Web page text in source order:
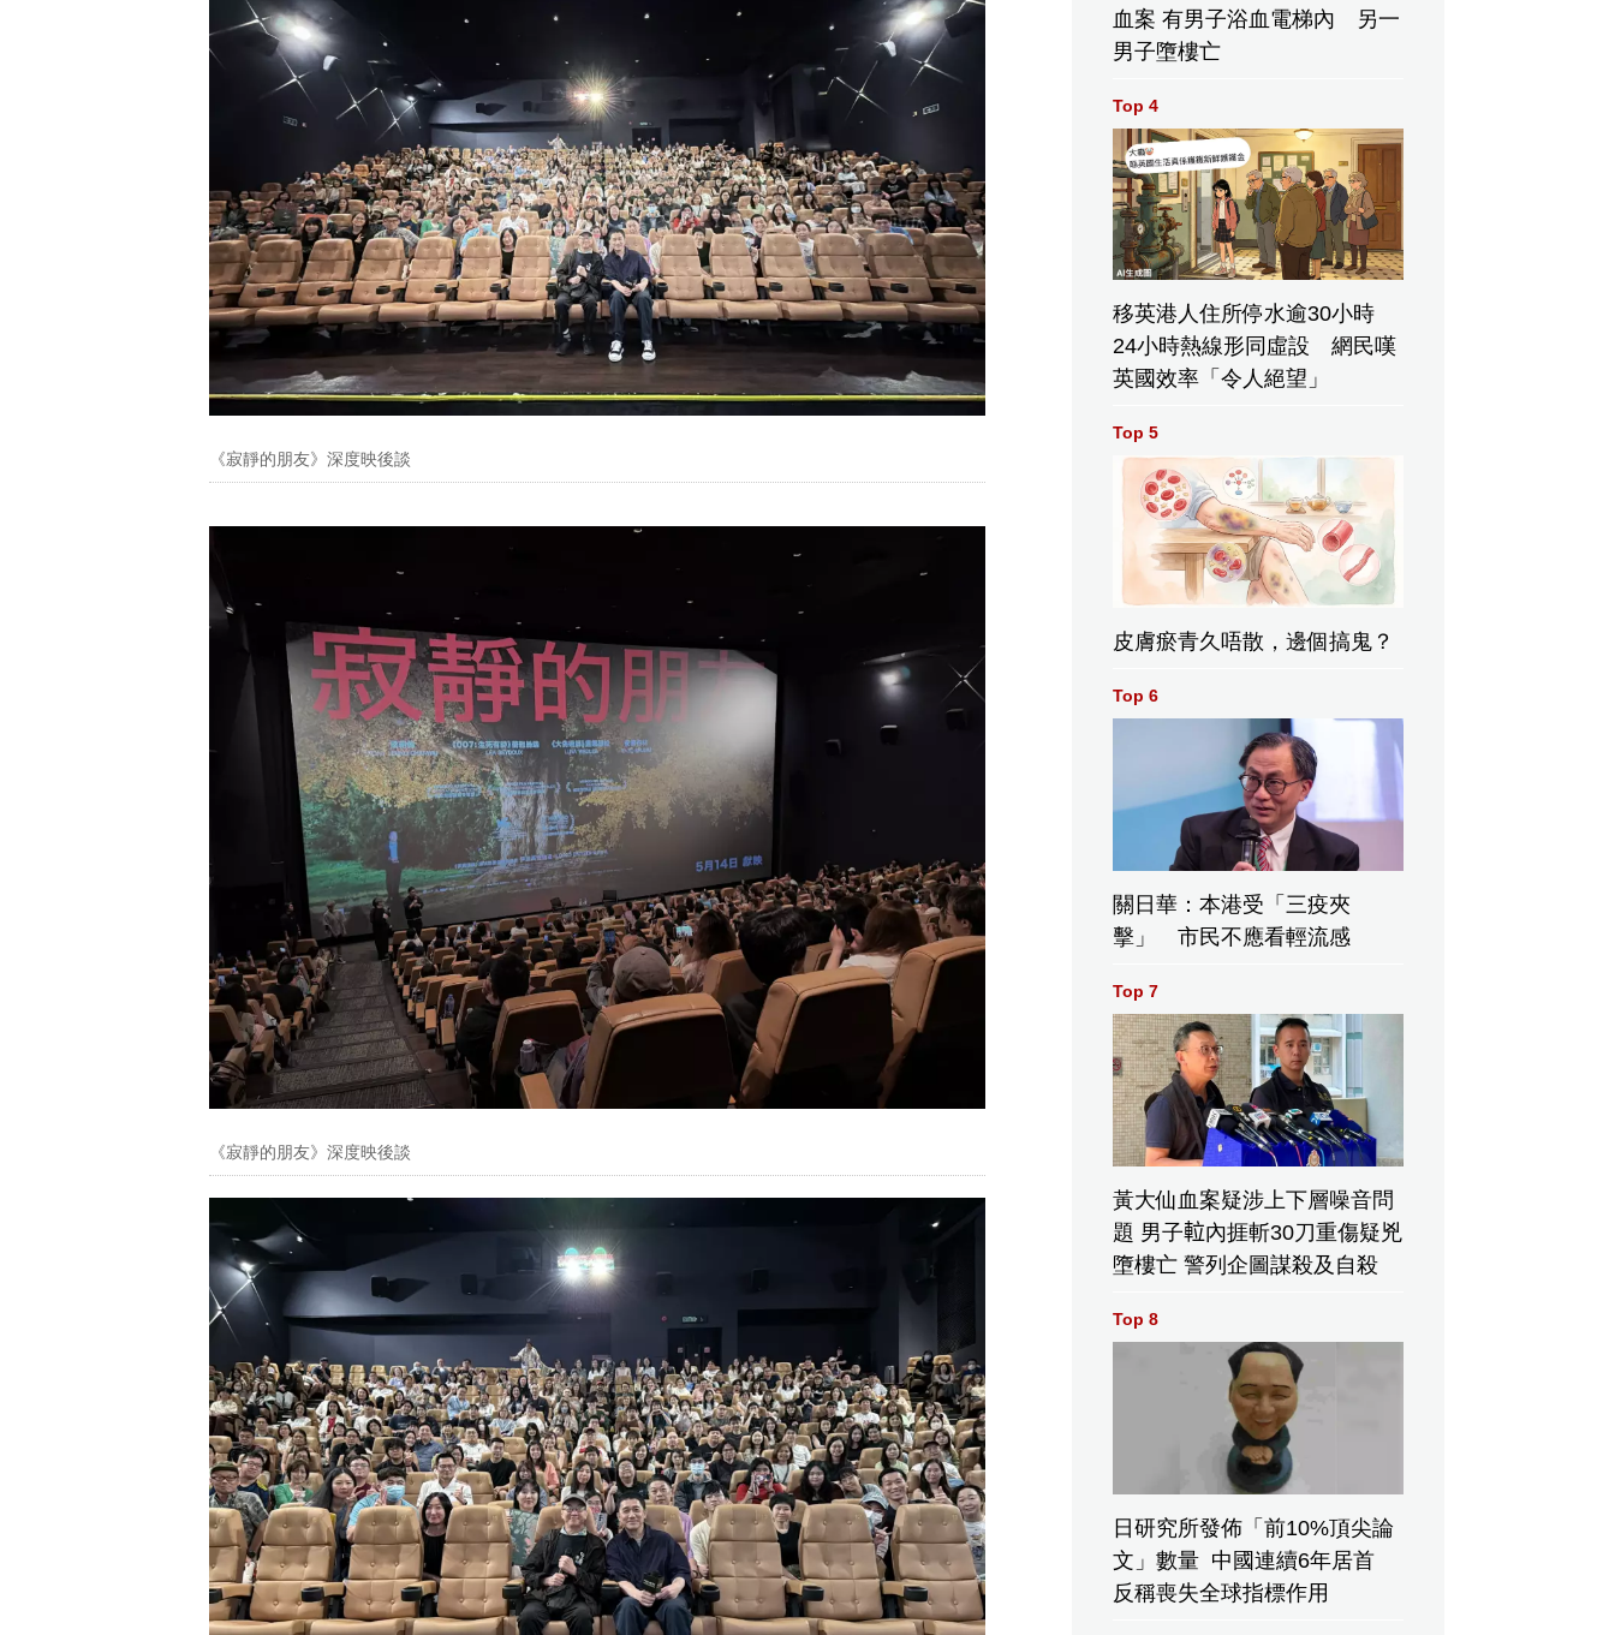
《寂靜的朋友》深度映後談
《寂靜的朋友》深度映後談
血案 有男子浴血電梯內 另一
男子墮樓亡
Top 4
移英港人住所停水逾30小時
24小時熱線形同虛設 網民嘆
英國效率「令人絕望」
Top 5
皮膚瘀青久唔散，邊個搞鬼？
Top 6
關日華：本港受「三疫夾
擊」 市民不應看輕流感
Top 7
黃大仙血案疑涉上下層噪音問
題 男子𨋢內捱斬30刀重傷疑兇
墮樓亡 警列企圖謀殺及自殺
Top 8
日研究所發佈「前10%頂尖論
文」數量 中國連續6年居首
反稱喪失全球指標作用